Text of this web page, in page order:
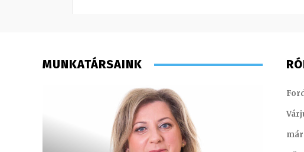
MUNKATÁRSAINK